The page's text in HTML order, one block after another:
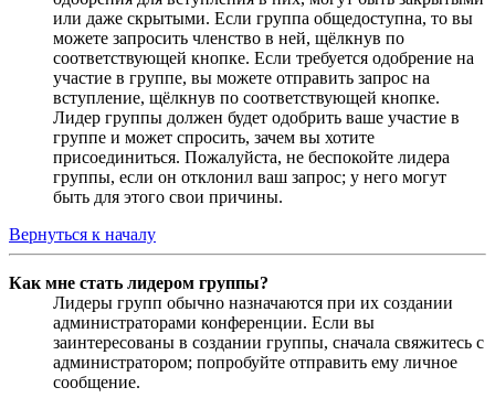
или даже скрытыми. Если группа общедоступна, то вы
можете запросить членство в ней, щёлкнув по
соответствующей кнопке. Если требуется одобрение на
участие в группе, вы можете отправить запрос на
вступление, щёлкнув по соответствующей кнопке.
Лидер группы должен будет одобрить ваше участие в
группе и может спросить, зачем вы хотите
присоединиться. Пожалуйста, не беспокойте лидера
группы, если он отклонил ваш запрос; у него могут
быть для этого свои причины.
Вернуться к началу
Как мне стать лидером группы?
Лидеры групп обычно назначаются при их создании
администраторами конференции. Если вы
заинтересованы в создании группы, сначала свяжитесь с
администратором; попробуйте отправить ему личное
сообщение.